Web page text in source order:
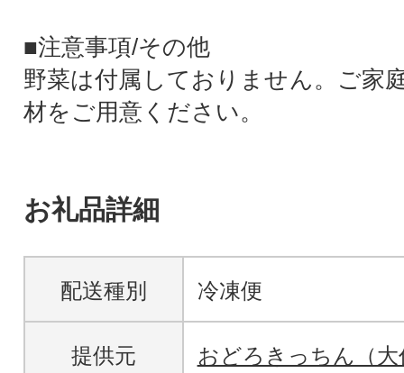
■注意事項/その他
野菜は付属しておりません。ご家
材をご用意ください。
お礼品詳細
配送種別 冷凍便
提供元 おどろきっちん（大